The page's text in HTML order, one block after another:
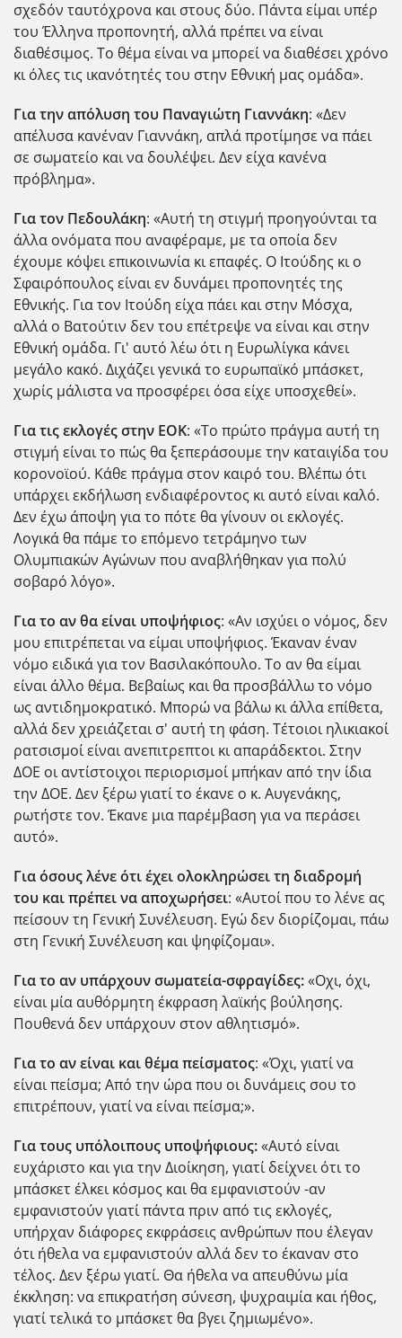
σχεδόν ταυτόχρονα και στους δύο. Πάντα είμαι υπέρ
του Έλληνα προπονητή, αλλά πρέπει να είναι
διαθέσιμος. Το θέμα είναι να μπορεί να διαθέσει χρόνο
κι όλες τις ικανότητές του στην Εθνική μας ομάδα».
Για την απόλυση του Παναγιώτη Γιαννάκη: «Δεν
απέλυσα κανέναν Γιαννάκη, απλά προτίμησε να πάει
σε σωματείο και να δουλέψει. Δεν είχα κανένα
πρόβλημα».
Για τον Πεδουλάκη: «Αυτή τη στιγμή προηγούνται τα
άλλα ονόματα που αναφέραμε, με τα οποία δεν
έχουμε κόψει επικοινωνία κι επαφές. Ο Ιτούδης κι ο
Σφαιρόπουλος είναι εν δυνάμει προπονητές της
Εθνικής. Για τον Ιτούδη είχα πάει και στην Μόσχα,
αλλά ο Βατούτιν δεν του επέτρεψε να είναι και στην
Εθνική ομάδα. Γι' αυτό λέω ότι η Ευρωλίγκα κάνει
μεγάλο κακό. Διχάζει γενικά το ευρωπαϊκό μπάσκετ,
χωρίς μάλιστα να προσφέρει όσα είχε υποσχεθεί».
Για τις εκλογές στην ΕΟΚ: «Το πρώτο πράγμα αυτή τη
στιγμή είναι το πώς θα ξεπεράσουμε την καταιγίδα του
κορονοϊού. Κάθε πράγμα στον καιρό του. Βλέπω ότι
υπάρχει εκδήλωση ενδιαφέροντος κι αυτό είναι καλό.
Δεν έχω άποψη για το πότε θα γίνουν οι εκλογές.
Λογικά θα πάμε το επόμενο τετράμηνο των
Ολυμπιακών Αγώνων που αναβλήθηκαν για πολύ
σοβαρό λόγο».
Για το αν θα είναι υποψήφιος: «Αν ισχύει ο νόμος, δεν
μου επιτρέπεται να είμαι υποψήφιος. Έκαναν έναν
νόμο ειδικά για τον Βασιλακόπουλο. Το αν θα είμαι
είναι άλλο θέμα. Βεβαίως και θα προσβάλλω το νόμο
ως αντιδημοκρατικό. Μπορώ να βάλω κι άλλα επίθετα,
αλλά δεν χρειάζεται σ' αυτή τη φάση. Τέτοιοι ηλικιακοί
ρατσισμοί είναι ανεπιτρεπτοι κι απαράδεκτοι. Στην
ΔΟΕ οι αντίστοιχοι περιορισμοί μπήκαν από την ίδια
την ΔΟΕ. Δεν ξέρω γιατί το έκανε ο κ. Αυγενάκης,
ρωτήστε τον. Έκανε μια παρέμβαση για να περάσει
αυτό».
Για όσους λένε ότι έχει ολοκληρώσει τη διαδρομή
του και πρέπει να αποχωρήσει: «Αυτοί που το λένε ας
πείσουν τη Γενική Συνέλευση. Εγώ δεν διορίζομαι, πάω
στη Γενική Συνέλευση και ψηφίζομαι».
Για το αν υπάρχουν σωματεία-σφραγίδες:«Οχι, όχι,
είναι μία αυθόρμητη έκφραση λαϊκής βούλησης.
Πουθενά δεν υπάρχουν στον αθλητισμό».
Για το αν είναι και θέμα πείσματος: «Όχι, γιατί να
είναι πείσμα; Από την ώρα που οι δυνάμεις σου το
επιτρέπουν, γιατί να είναι πείσμα;».
Για τους υπόλοιπους υποψήφιους:«Αυτό είναι
ευχάριστο και για την Διοίκηση, γιατί δείχνει ότι το
μπάσκετ έλκει κόσμος και θα εμφανιστούν -αν
εμφανιστούν γιατί πάντα πριν από τις εκλογές,
υπήρχαν διάφορες εκφράσεις ανθρώπων που έλεγαν
ότι ήθελα να εμφανιστούν αλλά δεν το έκαναν στο
τέλος. Δεν ξέρω γιατί. Θα ήθελα να απευθύνω μία
έκκληση: να επικρατήση σύνεση, ψυχραιμία και ήθος,
γιατί τελικά το μπάσκετ θα βγει ζημιωμένο».